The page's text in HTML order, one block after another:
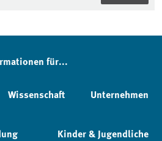
für...
Wissenschaft Unternehmen
Kinder & Jugendliche